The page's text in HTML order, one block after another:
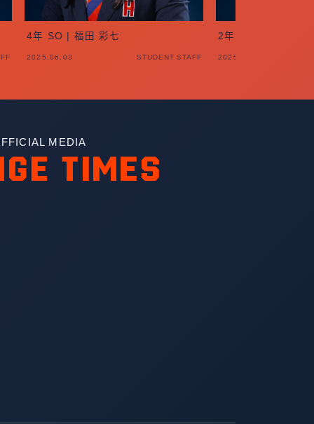
4年 SO | 福田 彩七
2025.06.03 STUDENT STAFF
2年 SO | 甫木 桃菜
2025.06.03
MEDIA